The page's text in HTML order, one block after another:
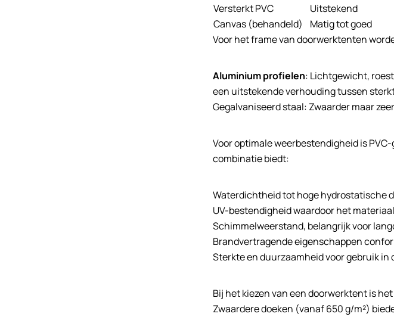
Versterkt PVC
Uitstekend
Canvas (behandeld)
Matig tot goed
Voor het frame van doorwerktenten
Aluminium profielen: Lichtgewicht,
een uitstekende verhouding tussen
Gegalvaniseerd staal: Zwaarder maar
Voor optimale weerbestendigheid is
combinatie biedt:
Waterdichtheid tot hoge hydrostatische
UV-bestendigheid waardoor het
Schimmelweerstand, belangrijk voor
Brandvertragende eigenschappen
Sterkte en duurzaamheid voor gebruik
Bij het kiezen van een doorwerktent is
Zwaardere doeken (vanaf 650 g/m²)